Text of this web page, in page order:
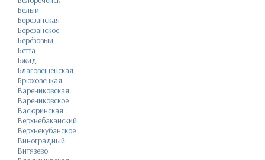
Белый
Березанская
Березанское
Берёзовый
Бетта
Бжид
Благовещенская
Брюховецкая
Варениковская
Варениковское
Васюринская
Верхнебаканский
Верхнекубанское
Виноградный
Витязево